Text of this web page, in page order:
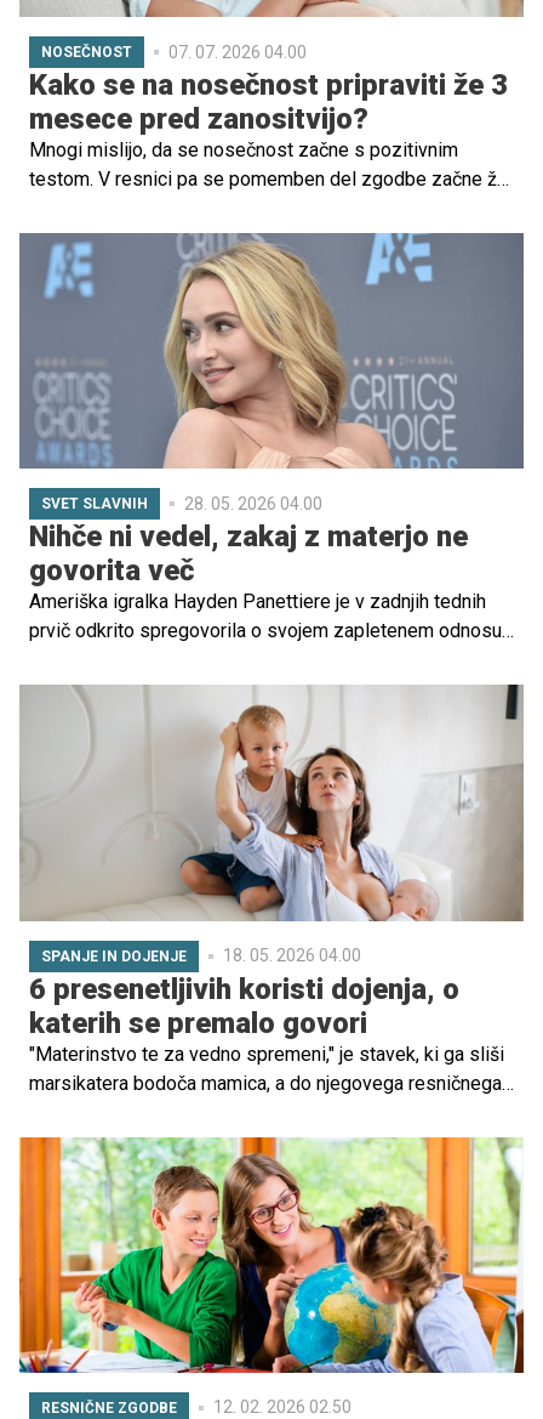
NOSEČNOST 07. 07. 2026 04.00
Kako se na nosečnost pripraviti že 3
mesece pred zanositvijo?
Mnogi mislijo, da se nosečnost začne s pozitivnim
testom. V resnici pa se pomemben del zgodbe začne že
lahko vpliva tako na plodnost kot tudi na razvoj otroka v
najzgodnejših tednih nosečnosti, ko marsikatera ženska
sploh še ne ve, da je noseča.
SVET SLAVNIH 28. 05. 2026 04.00
Nihče ni vedel, zakaj z materjo ne
govorita več
Ameriška igralka Hayden Panettiere je v zadnjih tednih
prvič odkrito spregovorila o svojem zapletenem odnosu
Shettyja in ob izidu svoje avtobiografske knjige je
razkrila, da je njun odnos že od otroštva temeljil
predvsem na poslu in ne na klasični vlogi matere in
hčerke.
SPANJE IN DOJENJE 18. 05. 2026 04.00
6 presenetljivih koristi dojenja, o
katerih se premalo govori
"Materinstvo te za vedno spremeni," je stavek, ki ga sliši
marsikatera bodoča mamica, a do njegovega resničnega
Materinstvo in z njim povezano dojenje zares spreminja
možgane – strukturno, funkcionalno in v marsičem
nepovratno, pri tem pa imajo veliko vlogo prav hormoni.
RESNIČNE ZGODBE 12. 02. 2026 02.50